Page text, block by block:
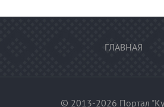
ГЛАВНАЯ
© 2013-2026 Портал